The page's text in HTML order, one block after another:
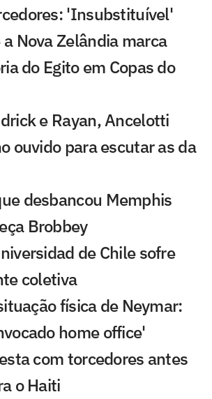
'Insubstituível'
Nova Zelândia marca
do Egito em Copas do
e Rayan, Ancelotti
ouvido para escutar as da
desbancou Memphis
Brobbey
de Chile sofre
coletiva
física de Neymar:
home office'
com torcedores antes
o Haiti